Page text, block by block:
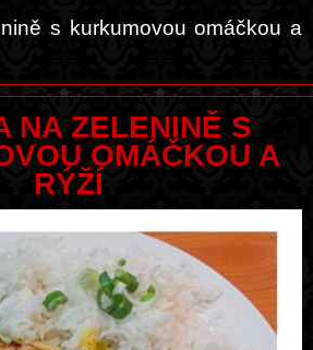
s kurkumovou omáčkou a
NA ZELENINĚ S
OMÁČKOU A
RÝŽÍ